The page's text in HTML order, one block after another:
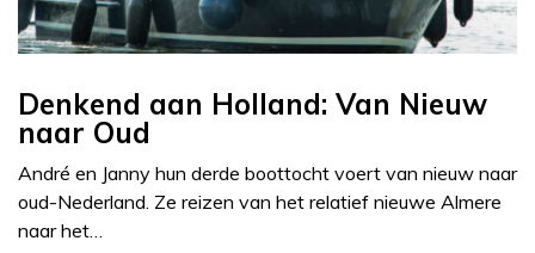
Denkend aan Holland: Van Nieuw
naar Oud
André en Janny hun derde boottocht voert van nieuw naar
oud-Nederland. Ze reizen van het relatief nieuwe Almere
naar het…